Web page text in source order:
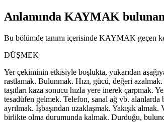
Anlamında KAYMAK
Bu bölümde tanımı içerisinde KAYMAK geçen
DÜŞMEK
Yer çekiminin etkisiyle boşlukta, yukarıdan
rastlamak. Bulunmak. Hızı, gücü, değeri
taşıtları kaza sonucu hızla yere inerek
tesadüfen gelmek. Telefon, sanal ağ vb. alanlarda
ayrılmak. İşbaşından uzaklaşmak. Yakışık
birlikte olma durumunda kalmak. Durduğu,